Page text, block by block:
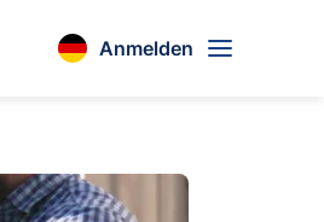
Anmelden